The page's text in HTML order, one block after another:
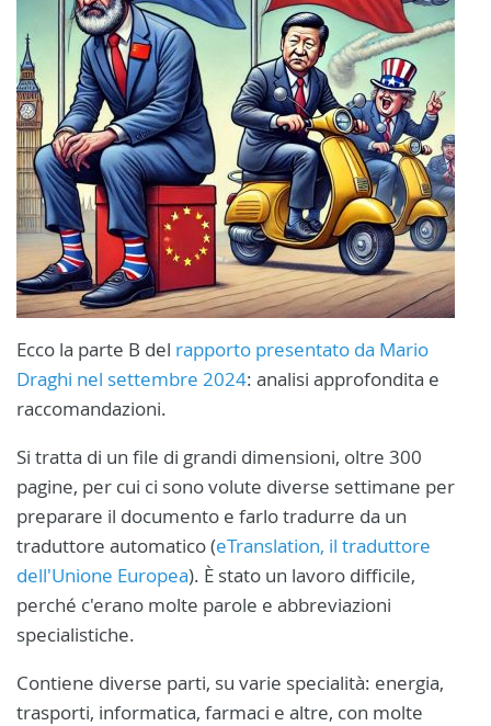
Ecco la parte B del rapporto presentato da Mario
Draghi nel settembre 2024: analisi approfondita e
raccomandazioni.
Si tratta di un file di grandi dimensioni, oltre 300
pagine, per cui ci sono volute diverse settimane per
preparare il documento e farlo tradurre da un
traduttore automatico (eTranslation, il traduttore
dell'Unione Europea). È stato un lavoro difficile,
perché c'erano molte parole e abbreviazioni
specialistiche.
Contiene diverse parti, su varie specialità: energia,
trasporti, informatica, farmaci e altre, con molte